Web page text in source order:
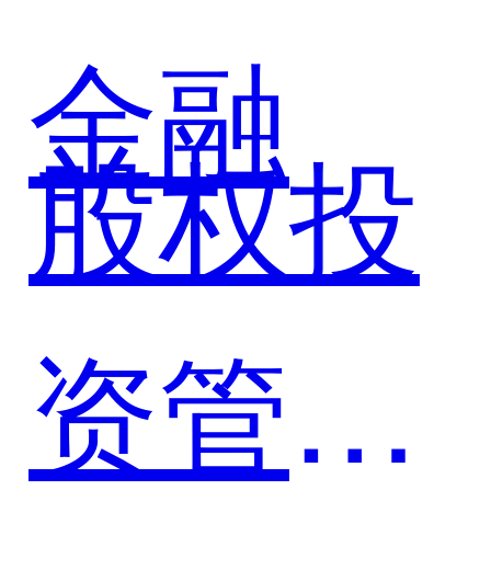
长投控
股打造
综合金
金融
股权投
资管理